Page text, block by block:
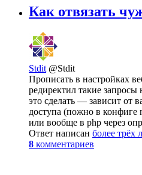
Как отвязать
Stdit @Stdit
Прописать в настройках
редиректил такие
это сделать — зависит от
доступа (пожно в конфиге
или вообще в php через
Ответ написан более трёх
8 комментариев